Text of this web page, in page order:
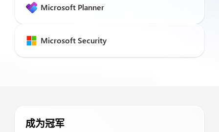
Microsoft Planner
Microsoft Security
成为冠军